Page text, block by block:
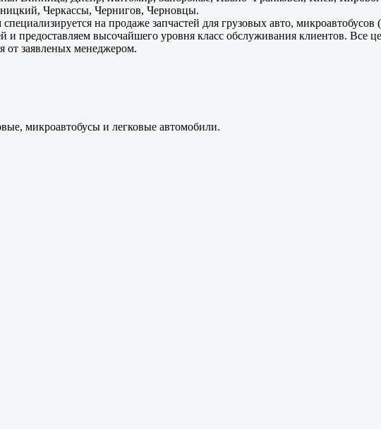
Черкассы, Чернигов, Черновцы.
на продаже запчастей для грузовых авто,
и предоставляем высочайшего уровня класс обслуживания клиентов. Все
от заявленых менеджером.
микроавтобусы и легковые автомобили.